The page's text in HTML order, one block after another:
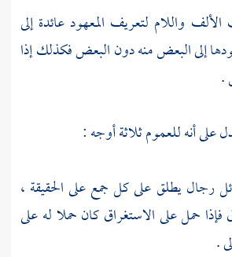
الألف واللام لتعريف المعهود عائدة إلى
إلى البعض منه دون البعض فكذلك إذا
.
على أنه للعموم ثلاثة أوجه :
رجال يطلق على كل جمع على الحقيقة ،
حمل على الاستغراق كان حملا له على
.